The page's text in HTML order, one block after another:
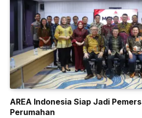
AREA Indonesia Siap Jadi
Perumahan